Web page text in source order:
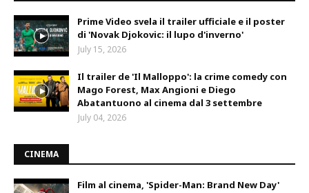
Prime Video svela il trailer ufficiale e il poster
di 'Novak Djokovic: il lupo d'inverno'
July 15, 2026
Il trailer de 'Il Malloppo': la crime comedy con
Mago Forest, Max Angioni e Diego
Abatantuono al cinema dal 3 settembre
July 04, 2026
CINEMA
Film al cinema, 'Spider-Man: Brand New Day'